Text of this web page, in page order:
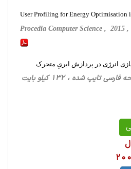
User Profiling for Energy
Procedia Computer Science , 2015
انرژی در پردازش ابریِ متحرک
، فناوری اطلاعات، 14 صفحه فارسی تایپ شده ، 132 کیلو بایت